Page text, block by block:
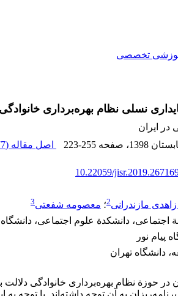
تخصصی
نسلی نظام بهره‌برداری خانوادگی
در ایران
1398 ، صفحه 223-255 اصل مقاله (
10.22059/
مازندرانی2؛ معصومه شفعتی3
اجتماعی، دانشکدة علوم اجتماعی، دانشگاه
پیام نور
دانشگاه تهران
در حوزة نظام بهره‌برداری خانوادگی
به آن توجه داشته‌اند. با